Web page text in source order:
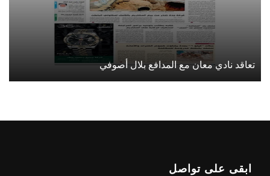
تعاقد نادي معان مع المدافع بلال أصوفي
ابقى على تواصل